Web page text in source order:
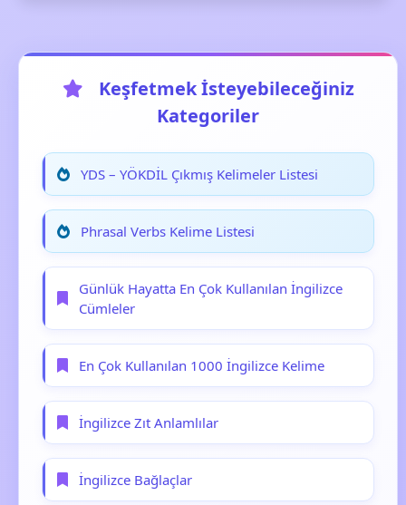
Keşfetmek İsteyebileceğiniz
Kategoriler
YDS – YÖKDİL Çıkmış Kelimeler Listesi
Phrasal Verbs Kelime Listesi
Günlük Hayatta En Çok Kullanılan İngilizce
Cümleler
En Çok Kullanılan 1000 İngilizce Kelime
İngilizce Zıt Anlamlılar
İngilizce Bağlaçlar